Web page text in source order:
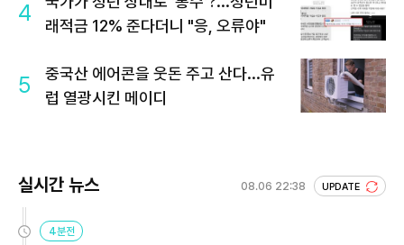
4
래적금 12% 준다더니 "응, 오류야"
5
중국산 에어콘을 웃돈 주고 산다...유
럽 열광시킨 메이디
실시간 뉴스 08.06 22:38 UPDATE
4분전